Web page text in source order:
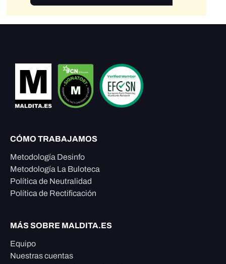
CÓMO TRABAJAMOS
Metodología Desinfo
Metodología La Buloteca
Política de Neutralidad
Política de Rectificación
MÁS SOBRE MALDITA.ES
Equipo
Nuestras cuentas